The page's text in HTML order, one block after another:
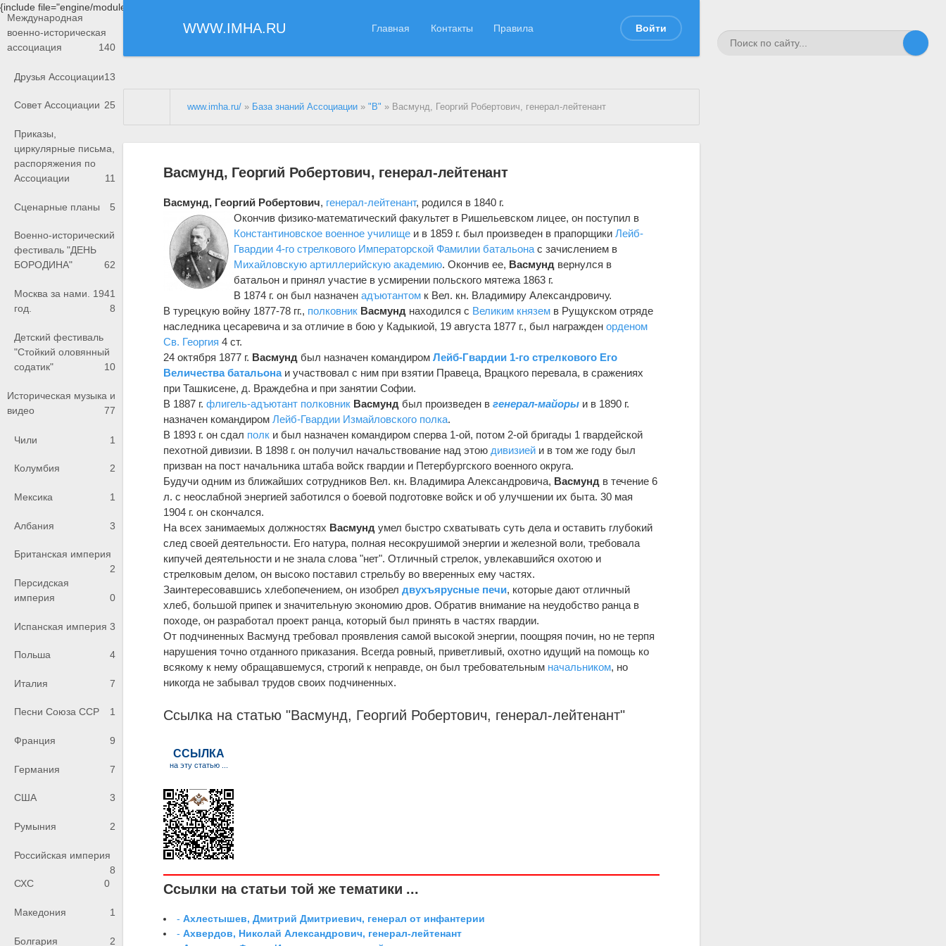
{include file="engine/modules/saperu/head.php"}
WWW.IMHA.RU Главная Контакты Правила Войти
Международная
военно-историческая
ассоциация
140
Друзья Ассоциации13
Совет Ассоциации 25
Приказы,
циркулярные письма,
распоряжения по
Ассоциации
11
Сценарные планы 5
Военно-исторический
фестиваль "ДЕНЬ
БОРОДИНА"
62
Москва за нами. 1941
год.
8
Детский фестиваль
"Стойкий оловянный
содатик"
10
Историческая музыка и
видео
77
Чили 1
Колумбия 2
Мексика 1
Албания 3
Британская империя
2
Персидская
империя
0
Испанская империя 3
Польша 4
Италия 7
Песни Союза ССР 1
Франция 9
Германия 7
США 3
Румыния 2
Российская империя
8
СХС
0
Македония 1
Болгария 2
www.imha.ru/ » База знаний Ассоциации »"В" » Васмунд, Георгий Робертович, генерал-лейтенант
Васмунд, Георгий Робертович, генерал-лейтенант
Васмунд, Георгий Робертович, генерал-лейтенант, родился в 1840 г.
Окончив физико-математический факультет в Ришельевском лицее, он поступил в
Константиновское военное училище и в 1859 г. был произведен в прапорщикиЛейб-
Гвардии 4-го стрелкового Императорской Фамилии батальона с зачислением в
Михайловскую артиллерийскую академию. Окончив ее, Васмунд вернулся в
батальон и принял участие в усмирении польского мятежа 1863 г.
В 1874 г. он был назначенадъютантом к Вел. кн. Владимиру Александровичу.
В турецкую войну 1877-78 гг., полковник Васмунд находился с Великим князем в Рущукском отряде
наследника цесаревича и за отличие в бою у Кадыкиой, 19 августа 1877 г., был награжденорденом
Св. Георгия 4 ст.
24 октября 1877 г. Васмунд был назначен командиромЛейб-Гвардии 1-го стрелкового Его
Величества батальонаи участвовал с ним при взятии Правеца, Врацкого перевала, в сражениях
при Ташкисене, д. Враждебна и при занятии Софии.
В 1887 г.флигель-адъютант полковник Васмунд был произведен вгенерал-майоры и в 1890 г.
назначен командиромЛейб-Гвардии Измайловского полка.
В 1893 г. он сдал полк и был назначен командиром сперва 1-ой, потом 2-ой бригады 1 гвардейской
пехотной дивизии. В 1898 г. он получил начальствование над этою дивизией и в том же году был
призван на пост начальника штаба войск гвардии и Петербургского военного округа.
Будучи одним из ближайших сотрудников Вел. кн. Владимира Александровича, Васмунд в течение 6
л. с неослабной энергией заботился о боевой подготовке войск и об улучшении их быта. 30 мая
1904 г. он скончался.
На всех занимаемых должностях Васмунд умел быстро схватывать суть дела и оставить глубокий
след своей деятельности. Его натура, полная несокрушимой энергии и железной воли, требовала
кипучей деятельности и не знала слова "нет". Отличный стрелок, увлекавшийся охотою и
стрелковым делом, он высоко поставил стрельбу во вверенных ему частях.
Заинтересовавшись хлебопечением, он изобрелдвухъярусные печи, которые дают отличный
хлеб, большой припек и значительную экономию дров. Обратив внимание на неудобство ранца в
походе, он разработал проект ранца, который был принять в частях гвардии.
От подчиненных Васмунд требовал проявления самой высокой энергии, поощряя почин, но не терпя
нарушения точно отданного приказания. Всегда ровный, приветливый, охотно идущий на помощь ко
всякому к нему обращавшемуся, строгий к неправде, он был требовательным начальником, но
никогда не забывал трудов своих подчиненных.
Ссылка на статью "Васмунд, Георгий Робертович, генерал-лейтенант"
Ссылки на статьи той же тематики ...
-Ахлестышев, Дмитрий Дмитриевич, генерал от инфантерии
-Ахвердов, Николай Александрович, генерал-лейтенант